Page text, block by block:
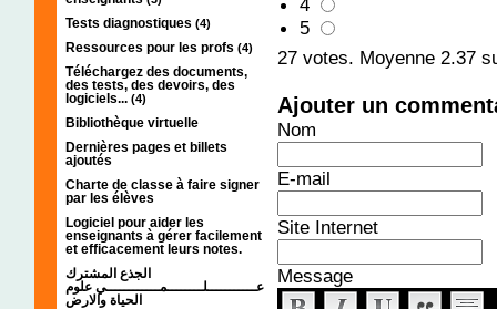
Tests diagnostiques (4)
Ressources pour les profs (4)
Téléchargez des documents,
des tests, des devoirs, des
logiciels... (4)
Bibliothèque virtuelle
Dernières pages et billets
ajoutés
Charte de classe à faire signer
par les élèves
Logiciel pour aider les
enseignants à gérer facilement
et efficacement leurs notes.
الجذع المشترك
عـــــــــــلــــــــمــــــــــــي علوم
الحياة والارض
5
27 votes. Moyenne 2.37
Ajouter un
Nom
E-mail
Site Internet
Message